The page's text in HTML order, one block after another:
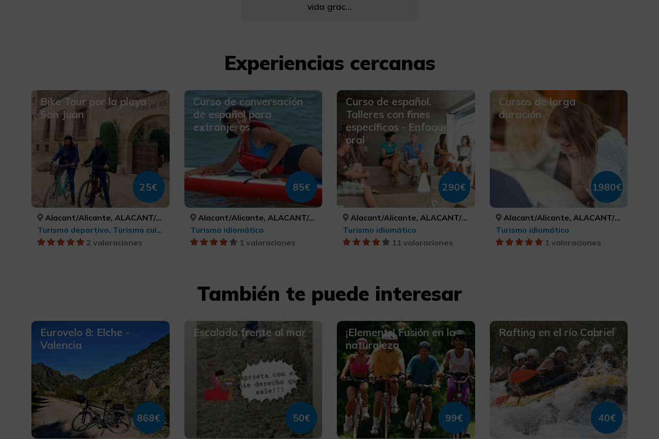
vida grac...
Experiencias cercanas
Bike Tour por la playa
San Juan
25€
Alacant/Alicante, ALACANT/ALICANTE
Turismo deportivo, Turismo cultural, BTT, cicloturismo y ciclismo
2 valoraciones
Curso de conversación
de español para
extranjeros
85€
Alacant/Alicante, ALACANT/ALICANTE
Turismo idiomático
1 valoraciones
Curso de español.
Talleres con fines
específicos - Enfoque
oral
290€
Alacant/Alicante, ALACANT/ALICANTE
Turismo idiomático
11 valoraciones
Cursos de larga
duración
1980€
Alacant/Alicante, ALACANT/ALICANTE
Turismo idiomático
1 valoraciones
También te puede interesar
Eurovelo 8: Elche -
Valencia
868€
Escalada frente al mar
50€
¡Elements! Fusión en la
naturaleza
99€
Rafting en el río Cabriel
40€